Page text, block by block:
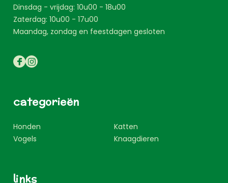
Dinsdag - vrijdag: 10u00 - 18u00
Zaterdag: 10u00 - 17u00
Maandag, zondag en feestdagen gesloten
categorieën
Honden
Katten
Vogels
Knaagdieren
links